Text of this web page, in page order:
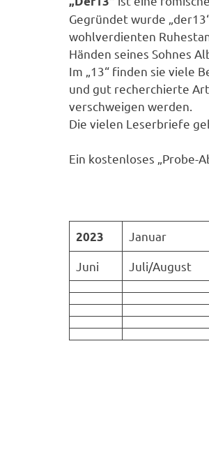
Gegründet wurde
wohlverdienten
Händen seines Sohnes
Im „13“ finden sie viele
und gut recherchierte
verschweigen werden.
Die vielen Leserbriefe
Ein kostenloses „Probe-
2023 Januar
Juni Juli/August